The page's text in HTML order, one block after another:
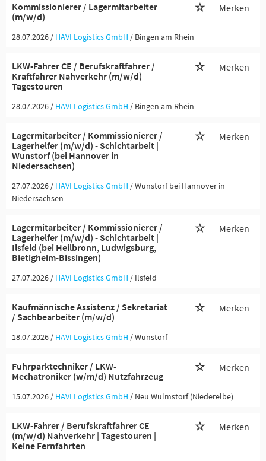
Kommissionierer / Lagermitarbeiter
(m/w/d)
Merken
28.07.2026 / HAVI Logistics GmbH / Bingen am Rhein
LKW-Fahrer CE / Berufskraftfahrer /
Kraftfahrer Nahverkehr (m/w/d)
Tagestouren
Merken
28.07.2026 / HAVI Logistics GmbH / Bingen am Rhein
Lagermitarbeiter / Kommissionierer /
Lagerhelfer (m/w/d) - Schichtarbeit |
Wunstorf (bei Hannover in
Niedersachsen)
Merken
27.07.2026 / HAVI Logistics GmbH / Wunstorf bei Hannover in
Niedersachsen
Lagermitarbeiter / Kommissionierer /
Lagerhelfer (m/w/d) - Schichtarbeit |
Ilsfeld (bei Heilbronn, Ludwigsburg,
Bietigheim-Bissingen)
Merken
27.07.2026 / HAVI Logistics GmbH / Ilsfeld
Kaufmännische Assistenz / Sekretariat
/ Sachbearbeiter (m/w/d)
Merken
18.07.2026 / HAVI Logistics GmbH / Wunstorf
Fuhrparktechniker / LKW-
Mechatroniker (w/m/d) Nutzfahrzeug
Merken
15.07.2026 / HAVI Logistics GmbH / Neu Wulmstorf (Niederelbe)
LKW-Fahrer / Berufskraftfahrer CE
(m/w/d) Nahverkehr | Tagestouren |
Keine Fernfahrten
Merken